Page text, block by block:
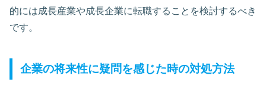
的には成長産業や成長企業に転職することを検討するべき
です。
企業の将来性に疑問を感じた時の対処方法